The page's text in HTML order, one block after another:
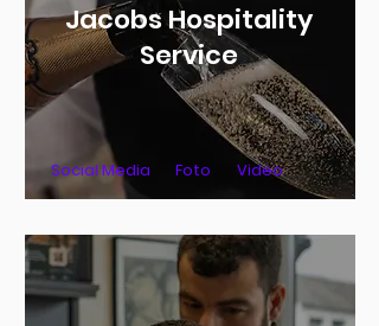
Jacobs Hospitality
Service
Social Media Video
Foto